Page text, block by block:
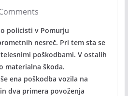
policisti v Pomurju
nesreč. Pri tem sta se
poškodbami. V ostalih
materialna škoda.
ena poškodba vozila na
dva primera povoženja